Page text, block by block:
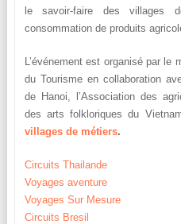
le savoir-faire des villages
consommation de produits
L’événement est organisé par
du Tourisme en collaboration
de Hanoi, l’Association des
des arts folkloriques du
villages de métiers.
Circuits Thailande
Voyages aventure
Voyages Sur Mesure
Circuits Bresil